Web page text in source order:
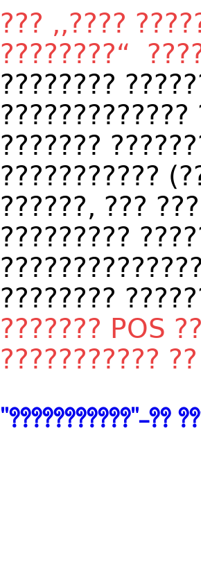
??? ,,????
????????“
????????
???????
???????????
??????, ???
?????????
????????
??????? POS
???????????
"???????????"-??